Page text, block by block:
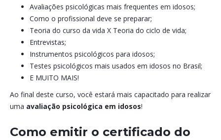
Avaliações psicológicas mais frequentes em idosos;
Como o profissional deve se preparar;
Teoria do curso da vida X Teoria do ciclo de vida;
Entrevistas;
Instrumentos psicológicos para idosos;
Testes psicológicos mais usados em idosos no Brasil;
E MUITO MAIS!
Ao final deste curso, você estará mais capacitado para realizar
uma avaliação psicológica em idosos!
Como emitir o certificado do